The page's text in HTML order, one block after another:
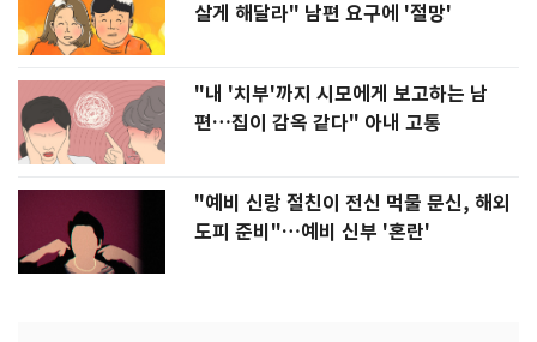
살게 해달라" 남편 요구에 '절망'
"내 '치부'까지 시모에게 보고하는 남
편…집이 감옥 같다" 아내 고통
"예비 신랑 절친이 전신 먹물 문신, 해외
도피 준비"…예비 신부 '혼란'